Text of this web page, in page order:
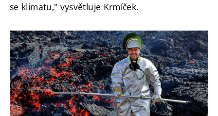
se klimatu," vysvětluje Krmíček.